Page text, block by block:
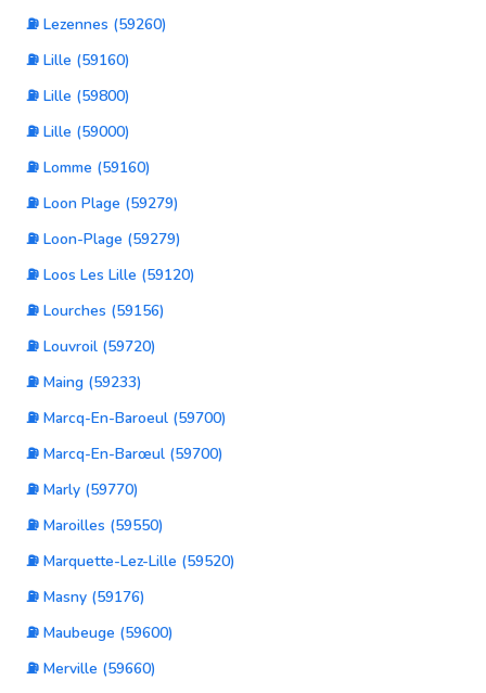
⛽ Lezennes (59260)
⛽ Lille (59160)
⛽ Lille (59800)
⛽ Lille (59000)
⛽ Lomme (59160)
⛽ Loon Plage (59279)
⛽ Loon-Plage (59279)
⛽ Loos Les Lille (59120)
⛽ Lourches (59156)
⛽ Louvroil (59720)
⛽ Maing (59233)
⛽ Marcq-En-Baroeul (59700)
⛽ Marcq-En-Barœul (59700)
⛽ Marly (59770)
⛽ Maroilles (59550)
⛽ Marquette-Lez-Lille (59520)
⛽ Masny (59176)
⛽ Maubeuge (59600)
⛽ Merville (59660)